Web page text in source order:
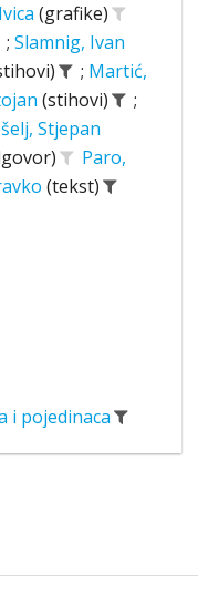
(grafike)
; Slamnig, Ivan
; Martić,
(stihovi)
;
Stjepan
Paro,
(tekst)
i pojedinaca